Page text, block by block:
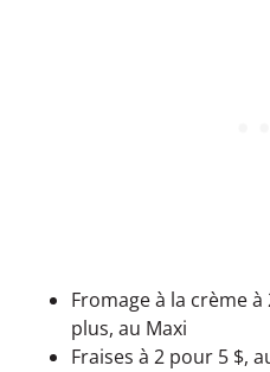
Fromage à la crème à
plus, au Maxi
Fraises à 2 pour 5 $,